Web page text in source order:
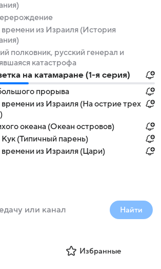
из Израиля (История
полковник, русский генерал и
катастрофа
на катамаране (1-я серия)
прорыва
из Израиля (На острие трех
океана (Океан островов)
Кук (Типичный парень)
из Израиля (Цари)
Найти
Избранные